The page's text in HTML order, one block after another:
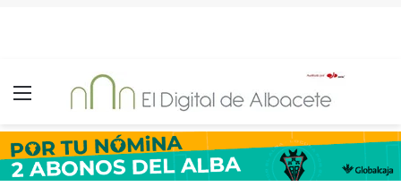
Menú